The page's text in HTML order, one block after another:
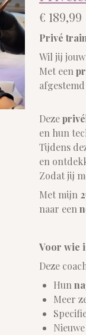
€ 189,99
Privé
Wil jij
Met een
Deze
en hun
Tijdens
en
Zodat jij
Met mijn
naar een
Voor wie
Deze
Hun
Meer